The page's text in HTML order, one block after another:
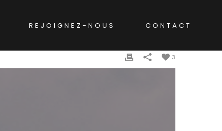
REJOIGNEZ-NOUS CONTACT
3